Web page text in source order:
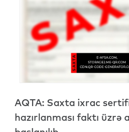
AQTA: Saxta ixrac
hazırlanması faktı üzrə